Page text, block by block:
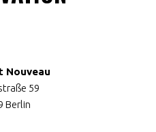
Nouveau
59
Berlin